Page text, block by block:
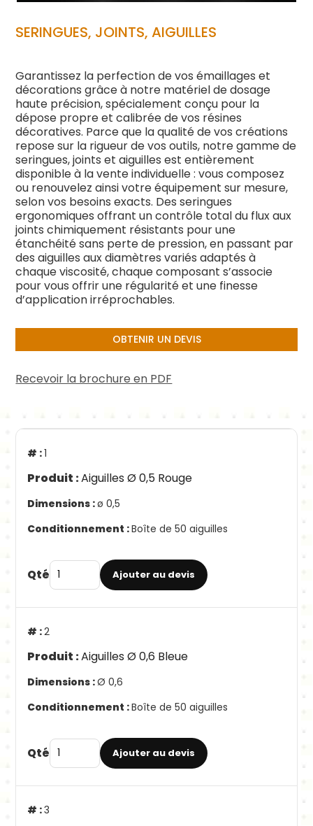
SERINGUES, JOINTS, AIGUILLES
Garantissez la perfection de vos émaillages et
décorations grâce à notre matériel de dosage
haute précision, spécialement conçu pour la
dépose propre et calibrée de vos résines
décoratives. Parce que la qualité de vos créations
repose sur la rigueur de vos outils, notre gamme de
seringues, joints et aiguilles est entièrement
disponible à la vente individuelle : vous composez
ou renouvelez ainsi votre équipement sur mesure,
selon vos besoins exacts. Des seringues
ergonomiques offrant un contrôle total du flux aux
joints chimiquement résistants pour une
étanchéité sans perte de pression, en passant par
des aiguilles aux diamètres variés adaptés à
chaque viscosité, chaque composant s’associe
pour vous offrir une régularité et une finesse
d’application irréprochables.
OBTENIR UN DEVIS
Recevoir la brochure en PDF
1
Aiguilles Ø 0,5 Rouge
ø 0,5
Boîte de 50 aiguilles
Qté Ajouter au devis
2
Aiguilles Ø 0,6 Bleue
Ø 0,6
Boîte de 50 aiguilles
Qté Ajouter au devis
3